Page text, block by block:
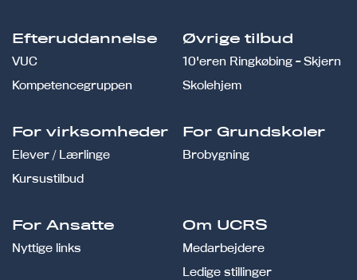
Efteruddannelse
VUC
Kompetencegruppen
Øvrige tilbud
10'eren Ringkøbing - Skjern
Skolehjem
For virksomheder
Elever / Lærlinge
Kursustilbud
For Grundskoler
Brobygning
For Ansatte
Nyttige links
Om UCRS
Medarbejdere
Ledige stillinger